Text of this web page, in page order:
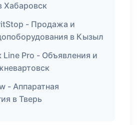
Хабаровск
- Продажа и
в Кызыл
Line Pro - Объявления и
- Аппаратная
в Тверь